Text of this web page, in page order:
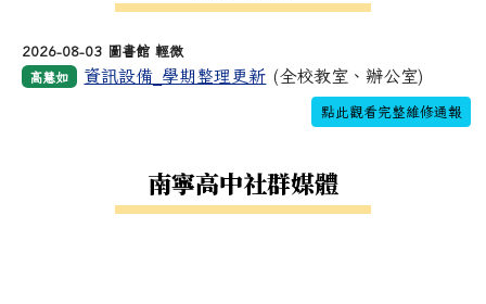
2026-08-03 圖書館 輕微
高慧如 資訊設備_學期整理更新 (全校教室、辦公室)
點此觀看完整維修通報
南寧高中社群媒體